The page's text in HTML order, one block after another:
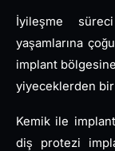
İyileşme
yaşamlarına
implant
yiyeceklerden
Kemik ile
diş protezi